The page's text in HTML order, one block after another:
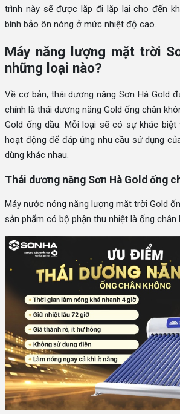
trình này sẽ được lặp đi lặp lại cho đến
bình bảo ôn nóng ở mức nhiệt độ cao.
Máy năng lượng mặt trời
những loại nào?
Về cơ bản, thái dương năng Sơn Hà Gold
chính là thái dương năng Gold ống chân
Gold ống dầu. Mỗi loại sẽ có sự khác biệt
hoạt động để đáp ứng nhu cầu sử dụng
dùng khác nhau.
Thái dương năng Sơn Hà Gold ống
Máy nước nóng năng lượng mặt trời Gold
sản phẩm có bộ phận thu nhiệt là ống chân